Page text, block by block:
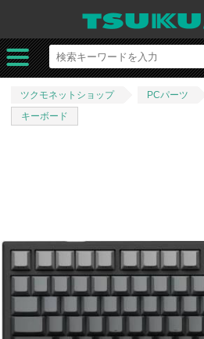
ツクモネットショップ PCパーツ
キーボード